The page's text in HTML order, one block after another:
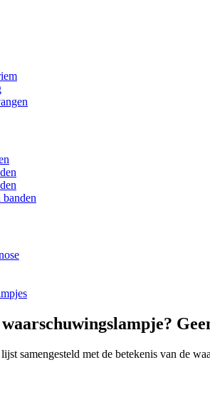
banden
samengesteld met de betekenis van de